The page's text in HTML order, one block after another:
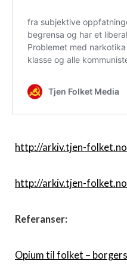
http://arkiv.tjen-
http://arkiv.tjen-
Referanser:
Opium til folket –